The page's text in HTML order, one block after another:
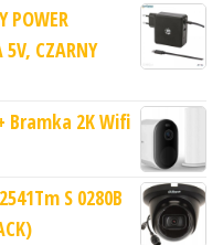
POWER
5V, CZARNY
Bramka 2K Wifi
S 0280B